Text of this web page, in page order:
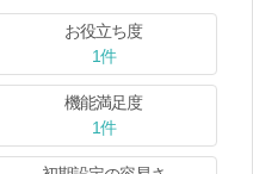
お役立ち度
1件
機能満足度
1件